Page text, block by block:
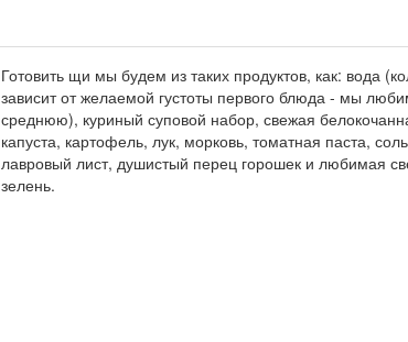
Готовить щи мы будем из таких продуктов, как: вода
зависит от желаемой густоты первого блюда - мы
среднюю), куриный суповой набор, свежая
капуста, картофель, лук, морковь, томатная паста,
лавровый лист, душистый перец горошек и любимая
зелень.